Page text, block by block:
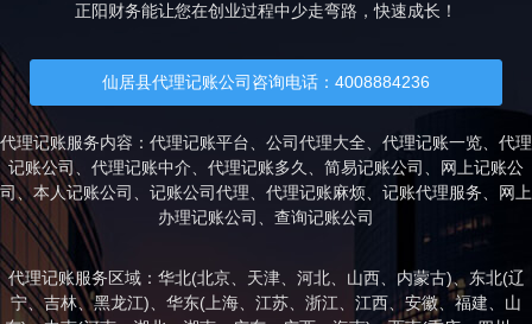
正阳财务能让您在创业过程中少走弯路，快速成长！
仙居县代理记账公司咨询电话：4008884236
代理记账服务内容：代理记账平台、公司代理大全、代理记账一览、代理
记账公司、代理记账中介、代理记账多久、简易记账公司、网上记账公
司、本人记账公司、记账公司代理、代理记账麻烦、记账代理服务、网上
办理记账公司、查询记账公司
代理记账服务区域：华北(北京、 天津、 河北、 山西、 内蒙古)、东北(辽
宁、吉林、黑龙江)、华东(上海、 江苏、 浙江、 江西、 安徽、福建、 山